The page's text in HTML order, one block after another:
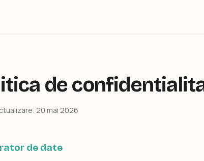
de
20 mai 2026
de date